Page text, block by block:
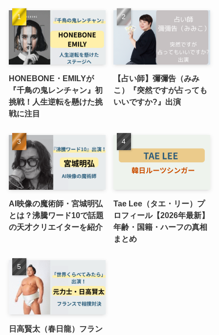
HONEBONE・EMILYが
『千鳥の鬼レンチャン』初
挑戦！人生逆転を懸けた挑
戦に注目
【占い師】彌彌告（みみ
こ）『突然ですが占っても
いいですか?』出演
AI映像の魔術師・宮城明弘
とは？沸騰ワード10で話題
の天才クリエイターを紹介
Tae Lee（タエ・リー）プ
ロフィール【2026年最新】
年齢・国籍・ハーフの真相
まとめ
日高賢太（春日龍）フラン